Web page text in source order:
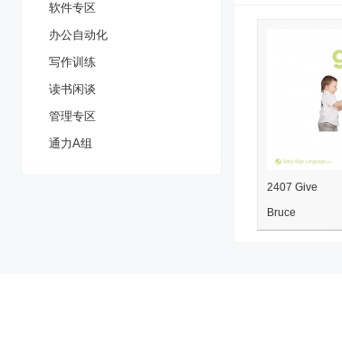
空
软件专区
办公自动化
写作训练
读书闲谈
管理专区
通力A组
2407 Give
Bruce